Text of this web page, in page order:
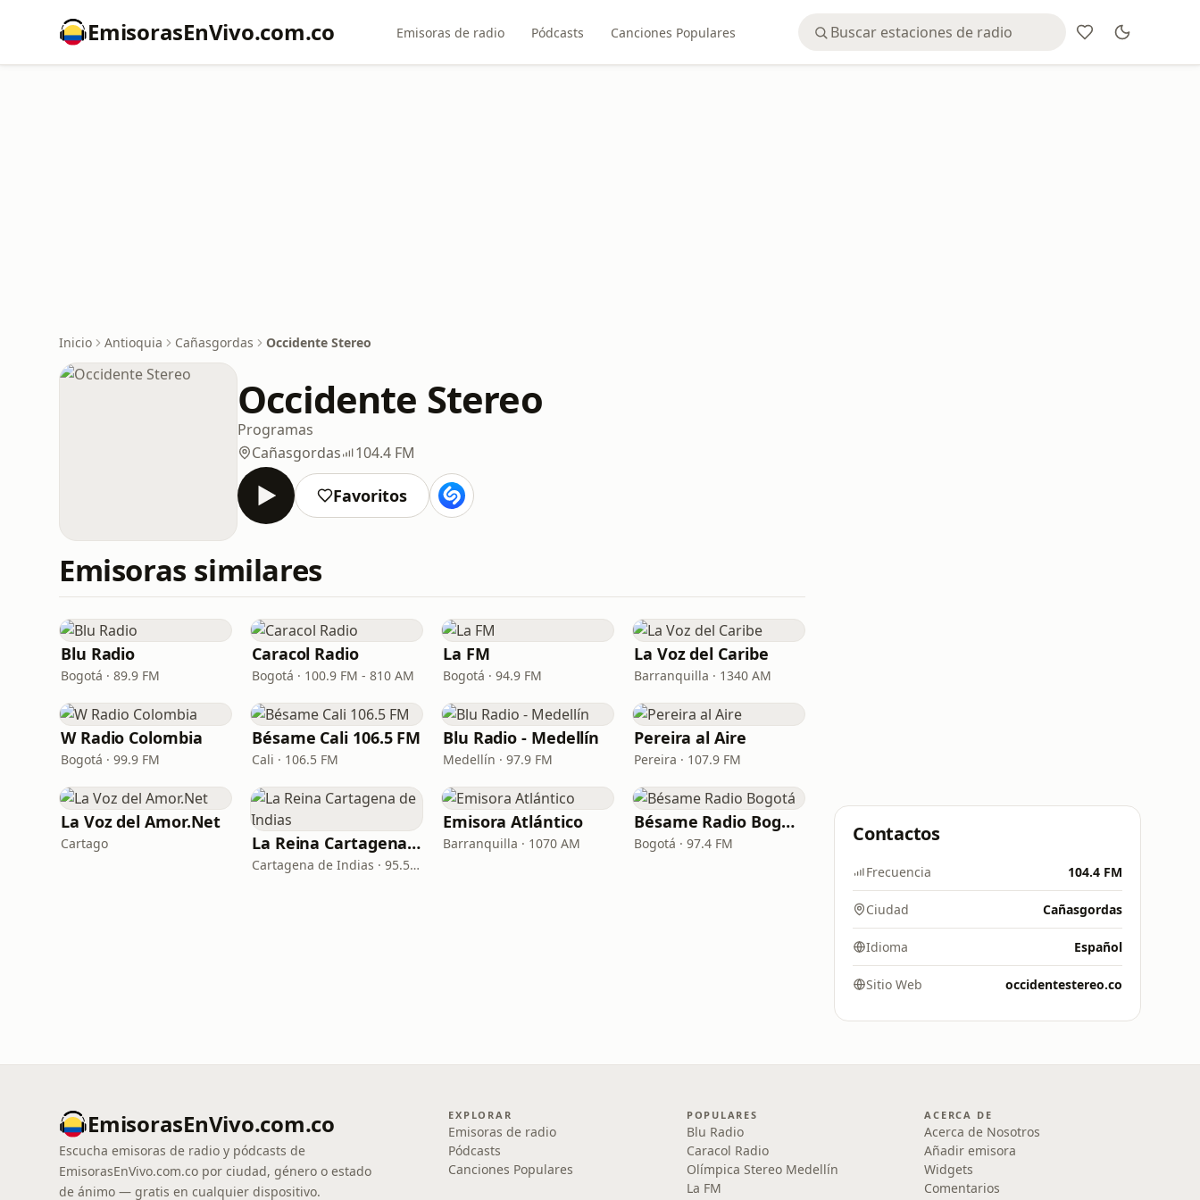
EmisorasEnVivo.com.co Emisoras de radio Pódcasts Canciones Populares
Inicio Antioquia Cañasgordas Occidente Stereo
Occidente Stereo
Programas
Cañasgordas
104.4 FM
Favoritos
Emisoras similares
Blu Radio
Bogotá · 89.9 FM
Caracol Radio
Bogotá · 100.9 FM - 810 AM
La FM
Bogotá · 94.9 FM
La Voz del Caribe
Barranquilla · 1340 AM
W Radio Colombia
Bogotá · 99.9 FM
Bésame Cali 106.5 FM
Cali · 106.5 FM
Blu Radio - Medellín
Medellín · 97.9 FM
Pereira al Aire
Pereira · 107.9 FM
La Voz del Amor.Net
Cartago La Reina Cartagena de Indias
Cartagena de Indias · 95.5 FM
Emisora Atlántico
Barranquilla · 1070 AM
Bésame Radio Bogotá
Bogotá · 97.4 FM Contactos
Frecuencia 104.4 FM
Ciudad Cañasgordas
Idioma Español
Sitio Web occidentestereo.co
EmisorasEnVivo.com.co
Escucha emisoras de radio y pódcasts de
EmisorasEnVivo.com.co por ciudad, género o estado
de ánimo — gratis en cualquier dispositivo.
EXPLORAR
Emisoras de radio
Pódcasts
Canciones Populares
POPULARES
Blu Radio
Caracol Radio
Olímpica Stereo Medellín
La FM
ACERCA DE
Acerca de Nosotros
Añadir emisora
Widgets
Comentarios